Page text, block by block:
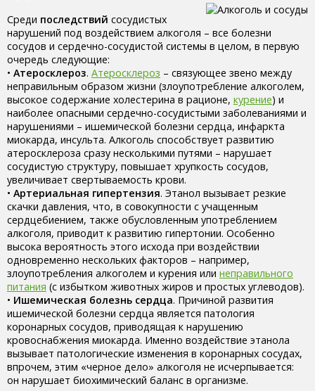
Среди последствий сосудистых
нарушений под воздействием алкоголя – все болезни
сосудов и сердечно-сосудистой системы в целом, в первую
очередь следующие:
• Атеросклероз. Атеросклероз – связующее звено между
неправильным образом жизни (злоупотребление алкоголем,
высокое содержание холестерина в рационе, курение) и
наиболее опасными сердечно-сосудистыми заболеваниями и
нарушениями – ишемической болезни сердца, инфаркта
миокарда, инсульта. Алкоголь способствует развитию
атеросклероза сразу несколькими путями – нарушает
сосудистую структуру, повышает хрупкость сосудов,
увеличивает свертываемость крови.
• Артериальная гипертензия. Этанол вызывает резкие
скачки давления, что, в совокупности с учащенным
сердцебиением, также обусловленным употреблением
алкоголя, приводит к развитию гипертонии. Особенно
высока вероятность этого исхода при воздействии
одновременно нескольких факторов – например,
злоупотребления алкоголем и курения или неправильного
питания (с избытком животных жиров и простых углеводов).
• Ишемическая болезнь сердца. Причиной развития
ишемической болезни сердца является патология
коронарных сосудов, приводящая к нарушению
кровоснабжения миокарда. Именно воздействие этанола
вызывает патологические изменения в коронарных сосудах,
впрочем, этим «черное дело» алкоголя не исчерпывается:
он нарушает биохимический баланс в организме.